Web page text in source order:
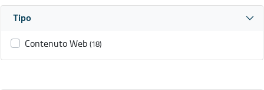
Tipo
Contenuto Web (18)